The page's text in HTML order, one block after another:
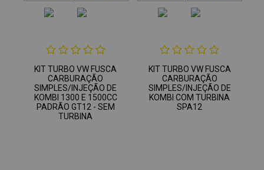
KIT TURBO VW FUSCA
CARBURAÇÃO
SIMPLES/INJEÇÃO DE
KOMBI 1300 E 1500CC
PADRÃO GT12 - SEM
TURBINA
KIT TURBO VW FUSCA
CARBURAÇÃO
SIMPLES/INJEÇÃO DE
KOMBI COM TURBINA
SPA12